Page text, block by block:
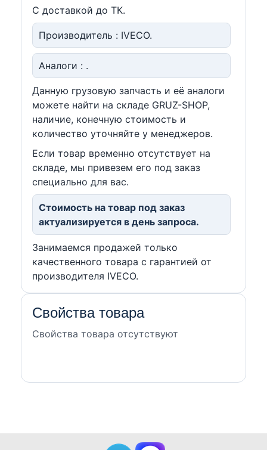
С доставкой до ТК.
Производитель : IVECO.
Аналоги : .
Данную грузовую запчасть и её аналоги
можете найти на складе GRUZ-SHOP,
наличие, конечную стоимость и
количество уточняйте у менеджеров.
Если товар временно отсутствует на
складе, мы привезем его под заказ
специально для вас.
Стоимость на товар под заказ
актуализируется в день запроса.
Занимаемся продажей только
качественного товара с гарантией от
производителя IVECO.
Свойства товара
Свойства товара отсутствуют